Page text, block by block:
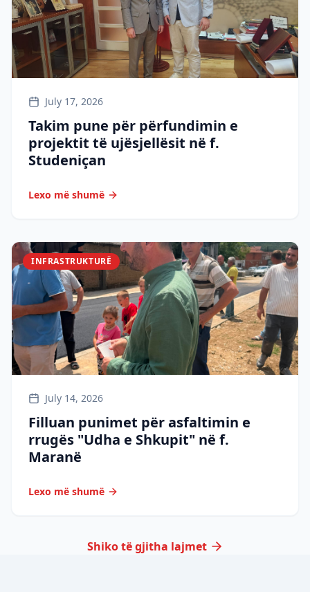
July 17, 2026
Takim pune për përfundimin e
projektit të ujësjellësit në f.
Studeniçan
Lexo më shumë
INFRASTRUKTURË
July 14, 2026
Filluan punimet për asfaltimin e
rrugës "Udha e Shkupit" në f.
Maranë
Lexo më shumë
Shiko të gjitha lajmet